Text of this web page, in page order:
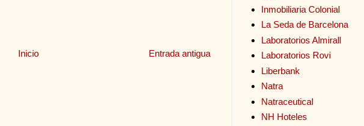
Entrada antigua
Inicio
Inmobiliaria Colonial
La Seda de Barcelona
Laboratorios Almirall
Laboratorios Rovi
Liberbank
Natra
Natraceutical
NH Hoteles